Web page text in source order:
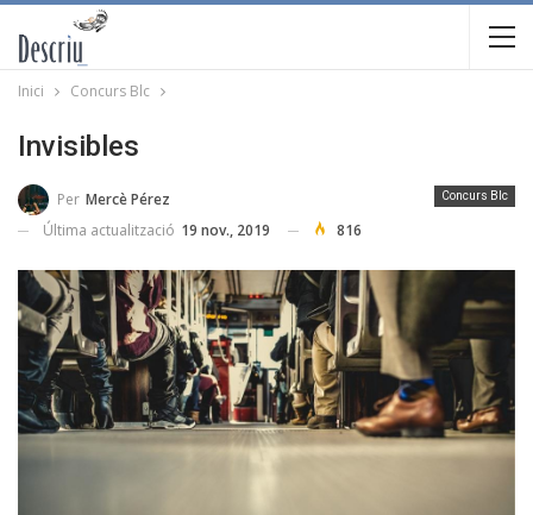
Inici Concurs Blc
Invisibles
Concurs Blc
Per Mercè Pérez
Última actualització 19 nov., 2019 816